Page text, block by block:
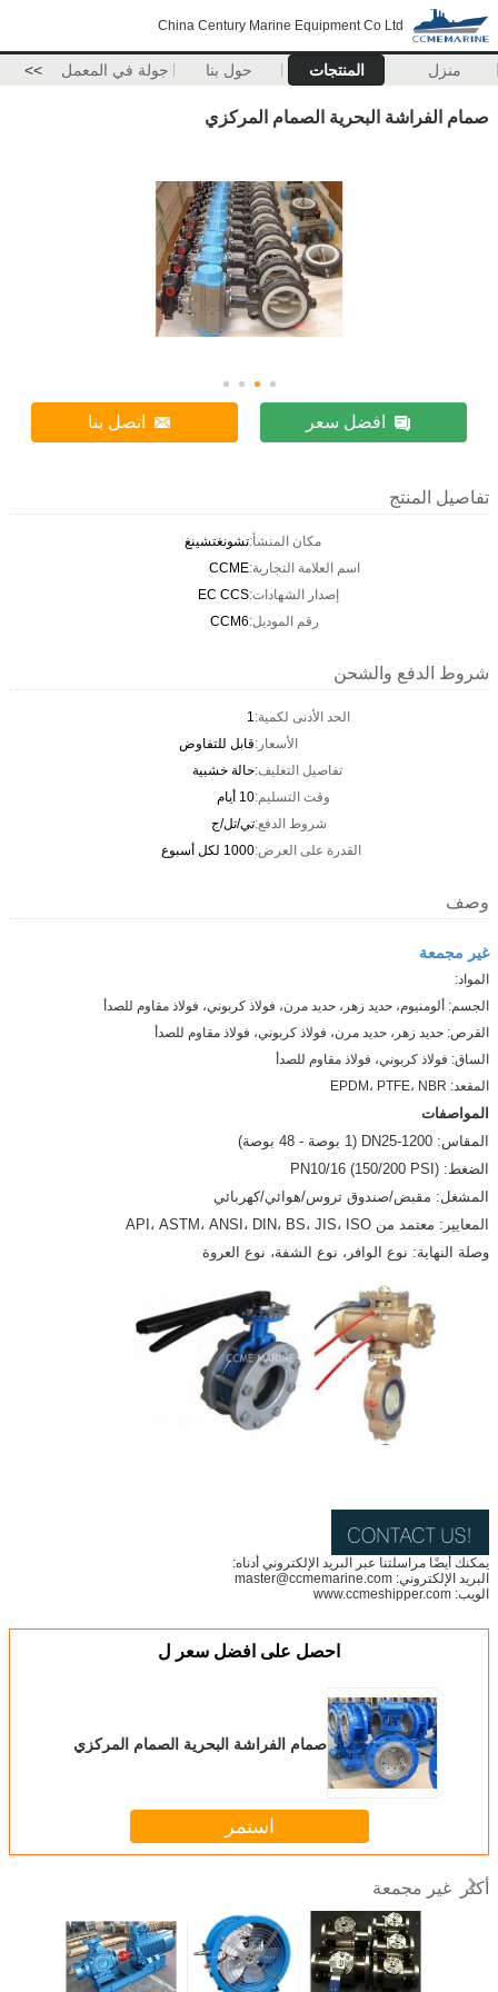
China Century Marine Equipment Co Ltd
منزل المنتجات حول بنا جولة في المعمل >>
صمام الفراشة البحرية الصمام المركزي
افضل سعر اتصل بنا
تفاصيل المنتج
مكان المنشأ:تشونغتشينغ
اسم العلامة التجارية:CCME
إصدار الشهادات:EC CCS
رقم الموديل:CCM6
شروط الدفع والشحن
الحد الأدنى لكمية:1
الأسعار:قابل للتفاوض
تفاصيل التغليف:حالة خشبية
وقت التسليم:10 أيام
شروط الدفع:تي/تل/ج
القدرة على العرض:1000 لكل أسبوع
وصف
غير مجمعة
المواد:
الجسم: ألومنيوم، حديد زهر، حديد مرن، فولاذ كربوني، فولاذ مقاوم للصدأ
القرص: حديد زهر، حديد مرن، فولاذ كربوني، فولاذ مقاوم للصدأ
الساق: فولاذ كربوني، فولاذ مقاوم للصدأ
المقعد: EPDM، PTFE، NBR
المواصفات
المقاس: DN25-1200 (1 بوصة - 48 بوصة)
الضغط: PN10/16 (150/200 PSI)
المشغل: مقبض/صندوق تروس/هوائي/كهربائي
المعايير: معتمد من API، ASTM، ANSI، DIN، BS، JIS، ISO
وصلة النهاية: نوع الوافر، نوع الشفة، نوع العروة
يمكنك أيضًا مراسلتنا عبر البريد الإلكتروني أدناه:
البريد الإلكتروني: master@ccmemarine.com
الويب: www.ccmeshipper.com
احصل على افضل سعر ل
صمام الفراشة البحرية الصمام المركزي
استمر
أكثر غير مجمعة